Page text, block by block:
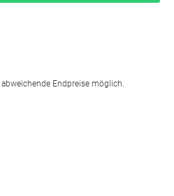
Endpreise möglich.